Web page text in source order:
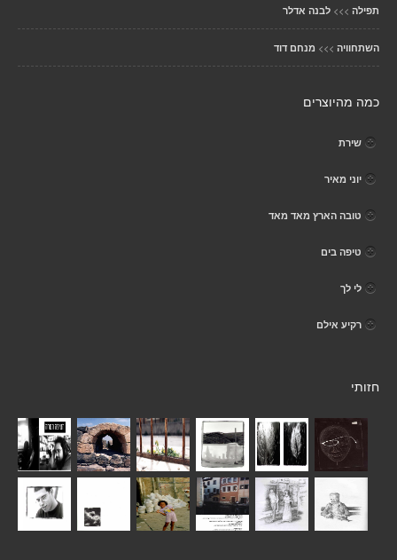
תפילה >>> לבנה אדלר
השתחוויה >>> מנחם דוד
כמה מהיוצרים
שירת
יוני מאיר
טובה הארץ מאד מאד
טיפה בים
לי לך
רקיע אילם
חזותי